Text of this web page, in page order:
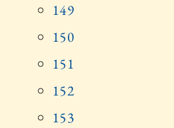
149
150
151
152
153